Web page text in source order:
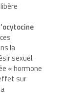
la
sexuel.
« hormone
sur